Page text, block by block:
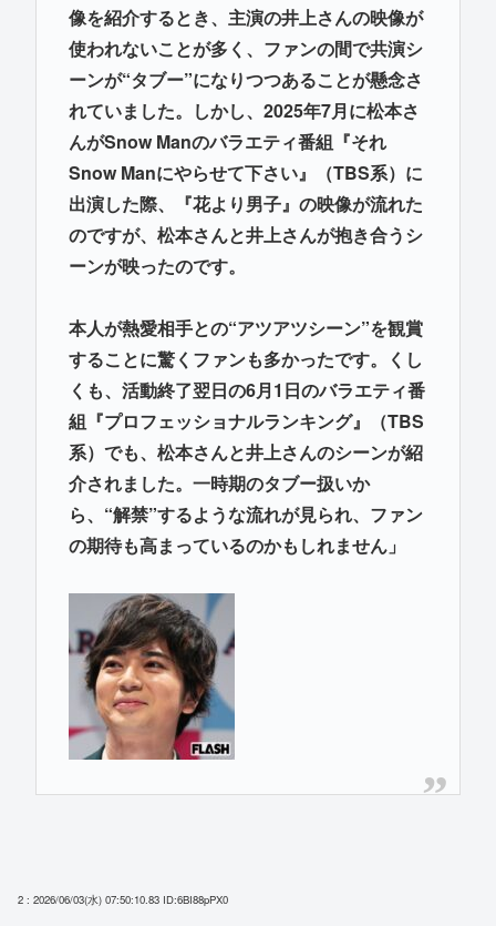
像を紹介するとき、主演の井上さんの映像が
使われないことが多く、ファンの間で共演シ
ーンが“タブー”になりつつあることが懸念さ
れていました。しかし、2025年7月に松本さ
んがSnow Manのバラエティ番組『それ
Snow Manにやらせて下さい』（TBS系）に
出演した際、『花より男子』の映像が流れた
のですが、松本さんと井上さんが抱き合うシ
ーンが映ったのです。
本人が熱愛相手との“アツアツシーン”を観賞
することに驚くファンも多かったです。くし
くも、活動終了翌日の6月1日のバラエティ番
組『プロフェッショナルランキング』（TBS
系）でも、松本さんと井上さんのシーンが紹
介されました。一時期のタブー扱いか
ら、“解禁”するような流れが見られ、ファン
の期待も高まっているのかもしれません」
2 : 2026/06/03(水) 07:50:10.83 ID:6BI88pPX0